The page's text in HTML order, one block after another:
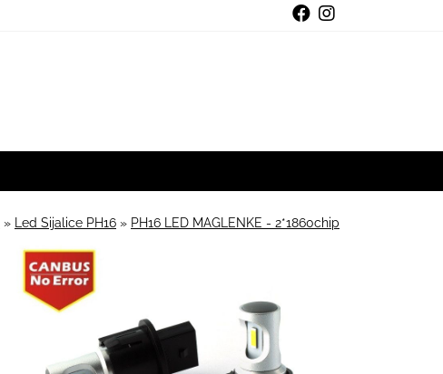
» Led Sijalice PH16 » PH16 LED MAGLENKE - 2*1860chip